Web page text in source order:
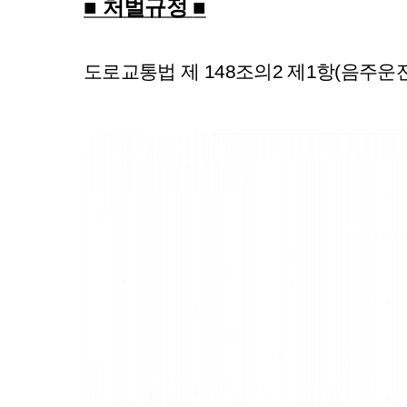
■ 처벌규정 ■
도로교통법 제 148조의2 제1항(음주운